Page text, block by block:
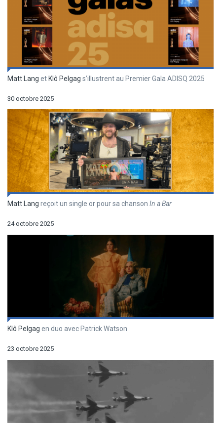
Matt Lang et Klô Pelgag s’illustrent au Premier Gala ADISQ 2025
30 octobre 2025
Matt Lang reçoit un single or pour sa chanson In a Bar
24 octobre 2025
Klô Pelgag en duo avec Patrick Watson
23 octobre 2025